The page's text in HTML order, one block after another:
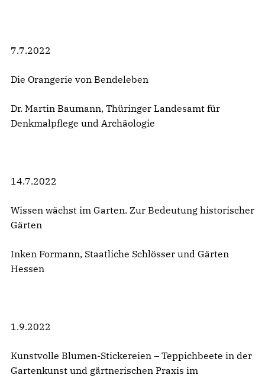
7.7.2022
Die Orangerie von Bendeleben
Dr. Martin Baumann, Thüringer Landesamt für
Denkmalpflege und Archäologie
14.7.2022
Wissen wächst im Garten. Zur Bedeutung historischer
Gärten
Inken Formann, Staatliche Schlösser und Gärten
Hessen
1.9.2022
Kunstvolle Blumen-Stickereien – Teppichbeete in der
Gartenkunst und gärtnerischen Praxis im